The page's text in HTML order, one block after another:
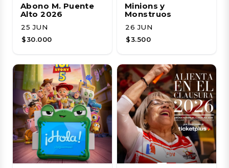
Abono M. Puente
Alto 2026
25 JUN
$30.000
Minions y
Monstruos
26 JUN
$3.500